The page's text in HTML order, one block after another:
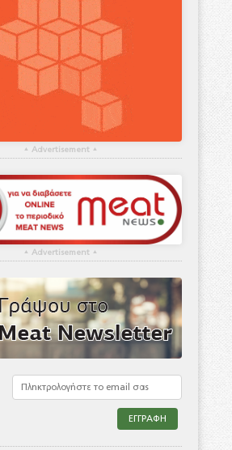
▴ Advertisement ▴
▴ Advertisement ▴